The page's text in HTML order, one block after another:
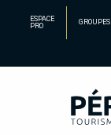
principal
ESPACE
PRO
GROUPES